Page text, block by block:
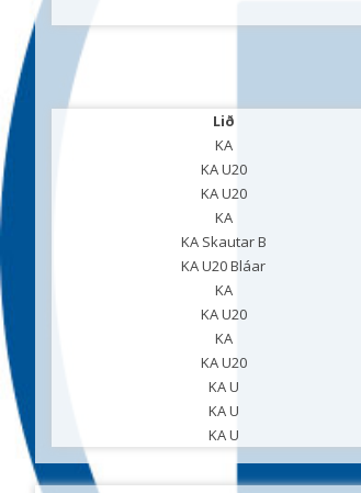
Lið
KA
KA U20
KA U20
KA
KA Skautar B
KA U20 Bláar
KA
KA U20
KA
KA U20
KA U
KA U
KA U